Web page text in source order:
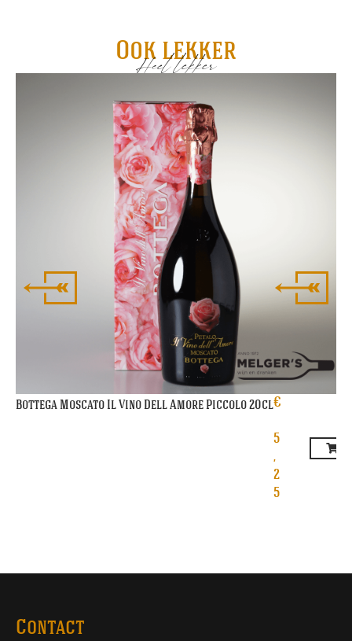
Ook lekker
Heel lekker
Bottega Moscato Il Vino Dell Amore Piccolo 20cl€
5
,
2
5
Contact